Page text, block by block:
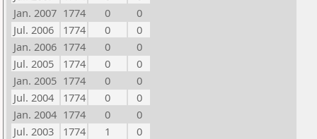
Jan. 2007 1774 0
0
Jul. 2006
1774 0
0
Jan. 2006 1774 0
0
Jul. 2005
1774 0
0
Jan. 2005 1774 0
0
Jul. 2004
1774 0
0
Jan. 2004 1774 0
0
Jul. 2003
1774 1
0